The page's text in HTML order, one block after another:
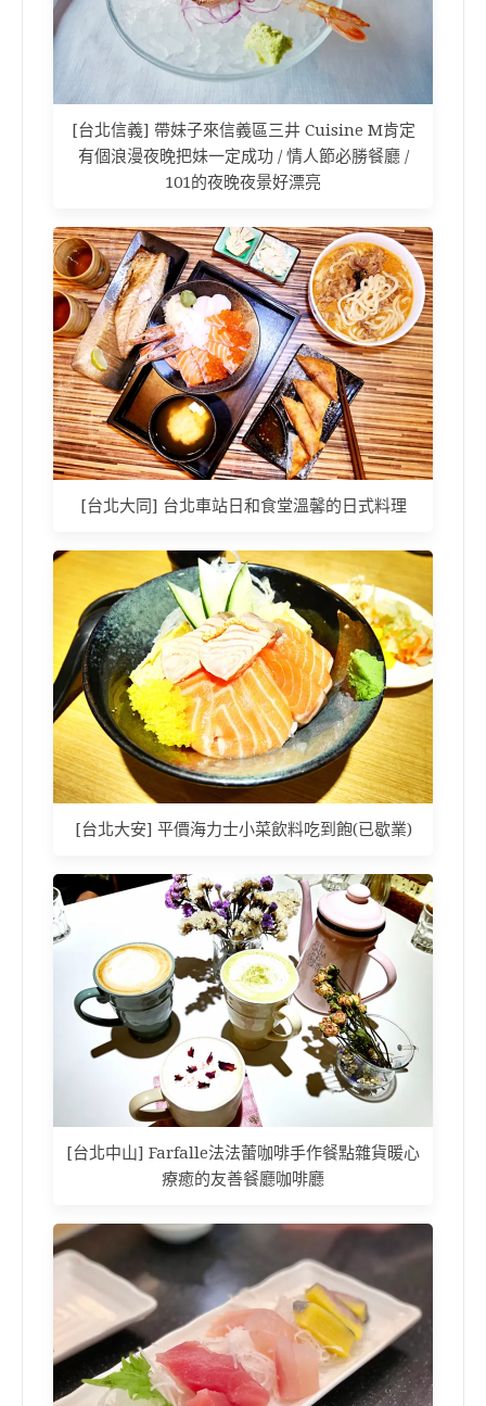
[台北信義] 帶妹子來信義區三井 Cuisine M肯定
有個浪漫夜晚把妹一定成功 / 情人節必勝餐廳 /
101的夜晚夜景好漂亮
[台北大同] 台北車站日和食堂溫馨的日式料理
[台北大安] 平價海力士小菜飲料吃到飽(已歇業)
[台北中山] Farfalle法法蕾咖啡手作餐點雜貨暖心
療癒的友善餐廳咖啡廳